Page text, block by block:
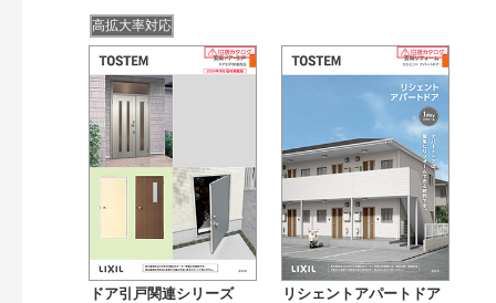
高拡大率対応
ドア引戸関連シリーズ リシェントアパートドア